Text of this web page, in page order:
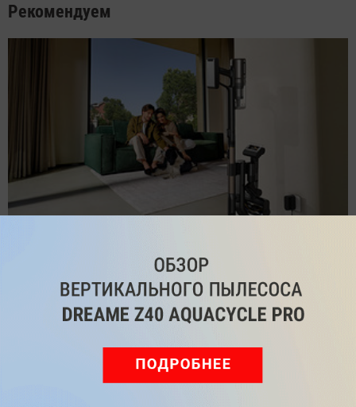
Рекомендуем
Обзор вертикального пылесоса Dreame Z40 AquaCycle
Pro: гибкий подход к уборке